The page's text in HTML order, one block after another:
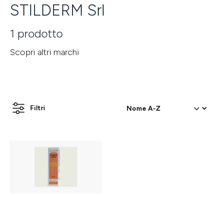
STILDERM Srl
1 prodotto
Scopri altri marchi
Filtri